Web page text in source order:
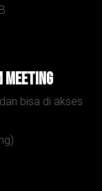
meeting
bisa di akses